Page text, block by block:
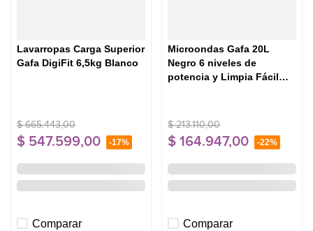
Lavarropas Carga Superior
Gafa DigiFit 6,5kg Blanco
$ 665.443,00
$ 547.599,00 -17%
Comparar
Microondas Gafa 20L
Negro 6 niveles de
potencia y Limpia Fácil
$ 213.110,00
$ 164.947,00 -22%
Comparar